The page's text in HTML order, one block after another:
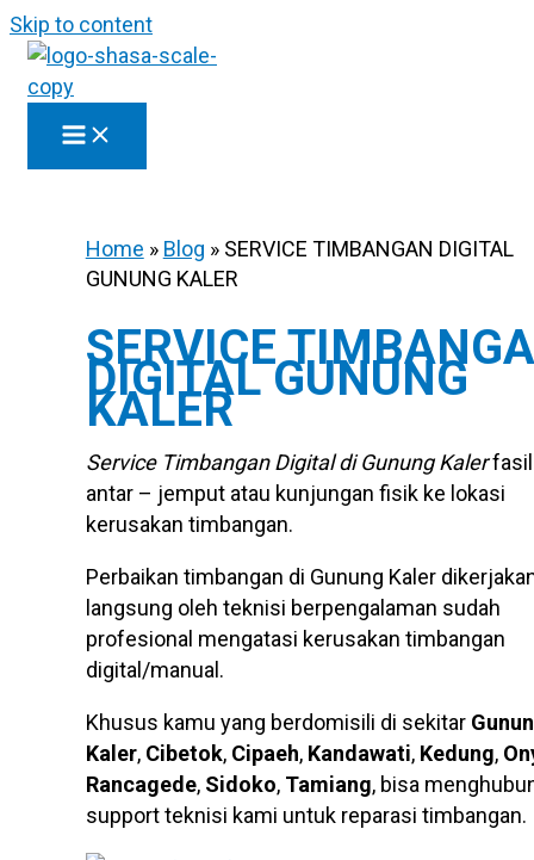
Skip to content
Home » Blog » SERVICE TIMBANGAN DIGITAL
GUNUNG KALER
SERVICE
DIGITAL GUNUNG
KALER
Service Timbangan Digital di Gunung Kaler
antar – jemput atau kunjungan fisik ke lokasi
kerusakan timbangan.
Perbaikan timbangan di Gunung Kaler
langsung oleh teknisi berpengalaman sudah
profesional mengatasi kerusakan timbangan
digital/manual.
Khusus kamu yang berdomisili di sekitar
Kaler, Cibetok, Cipaeh, Kandawati, Kedung,
Rancagede, Sidoko, Tamiang, bisa
support teknisi kami untuk reparasi timbangan.